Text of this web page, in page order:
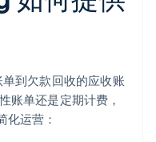
到欠款回收的应收账
账单还是定期计费，
运营：